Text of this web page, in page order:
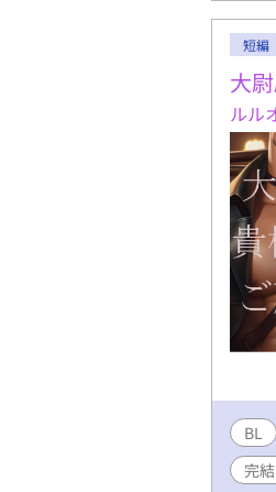
短編
大
ルル
BL
完結